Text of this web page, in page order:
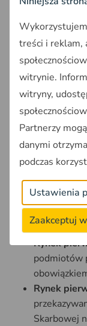
Poznaj
dzięki
Źródła
Portal DOM
źródeł:
Rynek
sprzedaży
objętych
Ewidencji
Rynek
podmiotów
Rynek
Skarbowej
treści i reklam,
witrynie.
witryny,
Partnerzy
danymi
podczas
Ustawienia
Zaakceptuj